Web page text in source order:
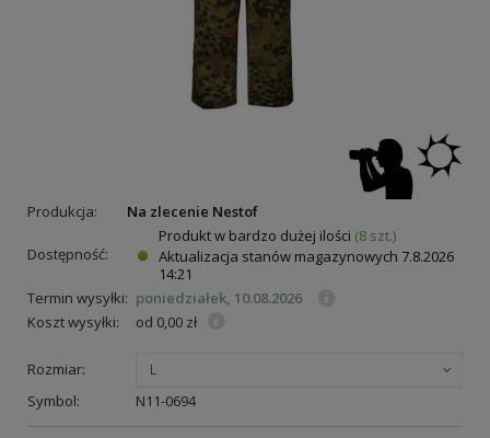
Produkcja: Na zlecenie Nestof
Dostępność:
Produkt w bardzo dużej ilości (8 szt.)
Aktualizacja stanów magazynowych 7.8.2026
14:21
Termin wysyłki: poniedziałek, 10.08.2026
Koszt wysyłki:
od 0,00 zł
Rozmiar: L
Symbol: N11-0694